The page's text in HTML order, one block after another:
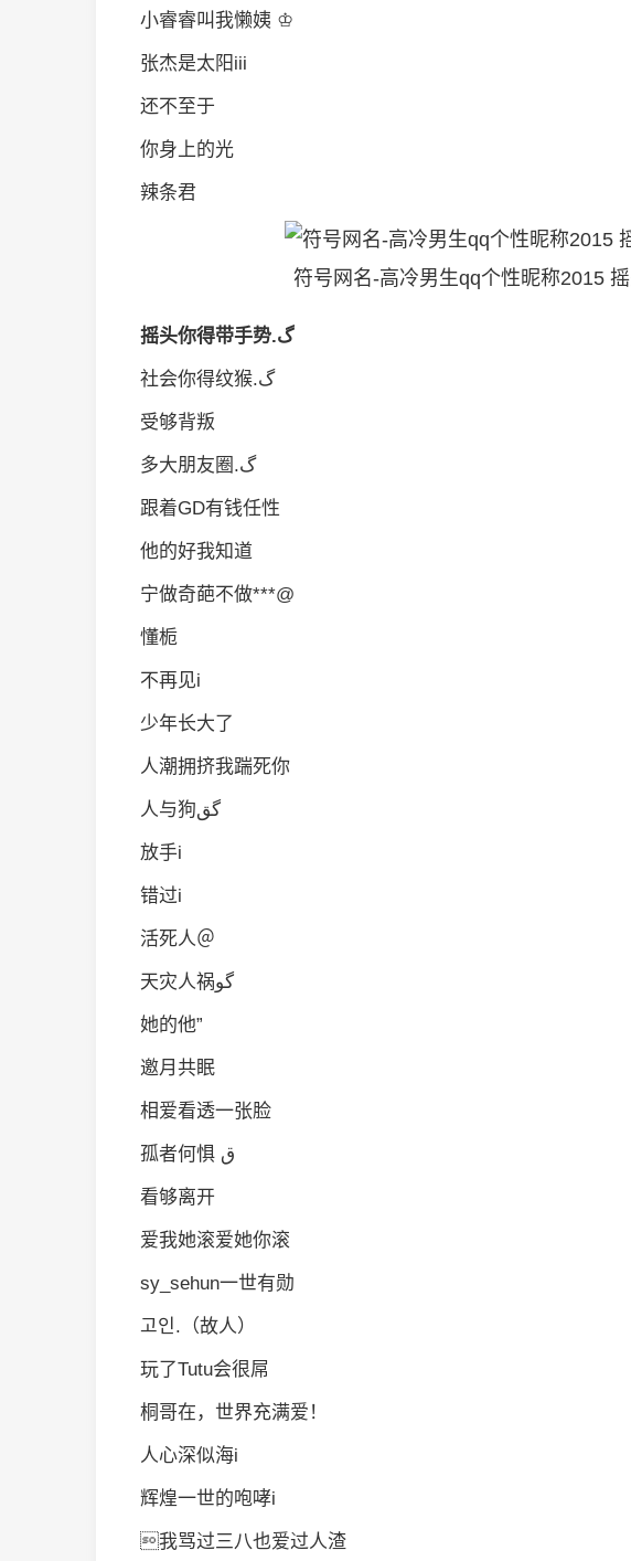
小睿睿叫我懒姨 ♔
张杰是太阳iii
还不至于
你身上的光
辣条君
符号网名-高冷男生qq个性昵称2015
摇头你得带手势.گ
社会你得纹猴.گ
受够背叛
多大朋友圈.گ
跟着GD有钱任性
他的好我知道
宁做奇葩不做***@
懂栀
不再见i
少年长大了
人潮拥挤我踹死你
人与狗گق
放手i
错过i
活死人＠
天灾人祸گو
她的他”
邀月共眠
相爱看透一张脸
孤者何惧 ق
看够离开
爱我她滚爱她你滚
sy_sehun一世有勋
고인.（故人）
玩了Tutu会很屌
桐哥在，世界充满爱！
人心深似海i
辉煌一世的咆哮i
我骂过三八也爱过人渣